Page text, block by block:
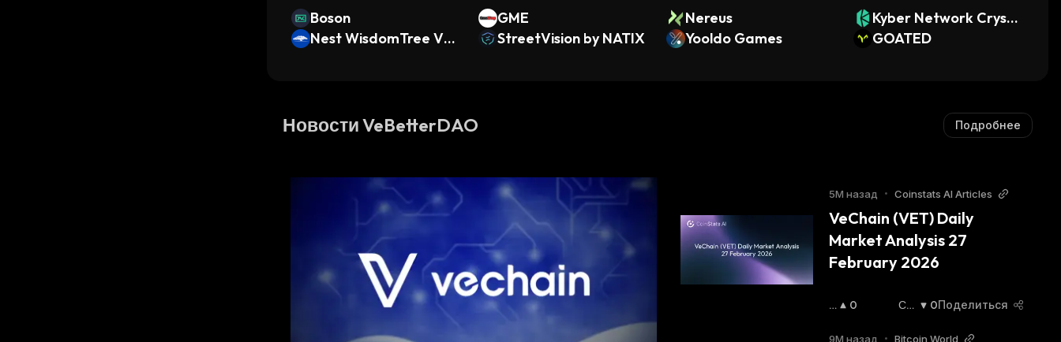
Boson GME Nereus
Kyber Network Crysta
l Legacy
Nest WisdomTree Vau
StreetVision by NATIX Yooldo Games GOATED
Новости VeBetterDAO Подробнее
5М назад • Coinstats AI Articles
VeChain (VET) Daily
Market Analysis 27
February 2026
П
В
0
Сн
Аю
0Поделиться
9М назад • Bitcoin World